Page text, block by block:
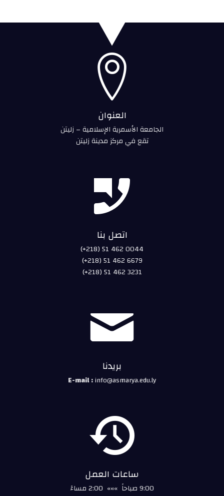

العنوان
الجامعة الأسمرية الإسلامية – زليتن
تقع في مركز مدينة زليتن

اتصل بنا
(+218) 51 462 0044
(+218) 51 462 6679
(+218) 51 462 3231

بريدنا
E-mail :info@asmarya.edu.ly

ساعات العمل
9:00 صباحاً »»» 2:00 مساءً